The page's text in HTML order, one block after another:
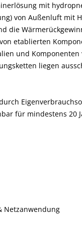
mit
von Außenluft mit
die
etablierten
und
liegen
für mindestens 20
Netzanwendung